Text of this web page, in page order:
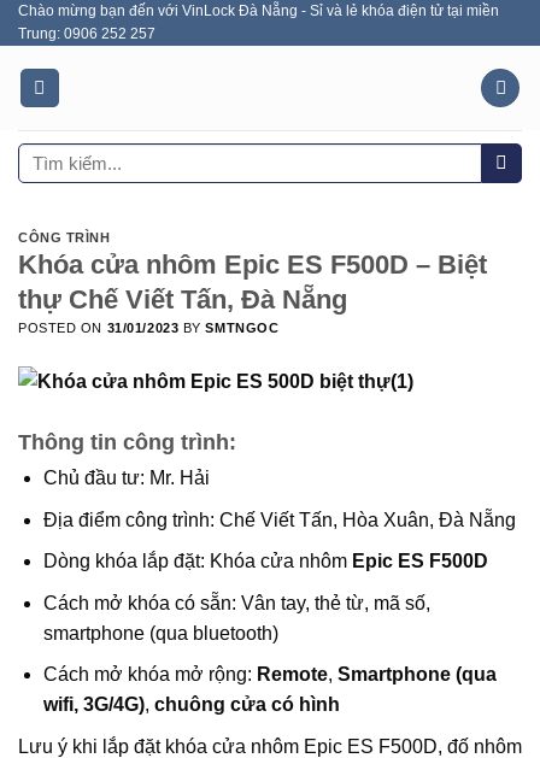
Skip
to
content
Chào mừng bạn đến với VinLock Đà Nẵng - Sỉ và lẻ khóa điện tử tại miền
Trung: 0906 252 257
Tìm
kiếm:
CÔNG TRÌNH
Khóa cửa nhôm Epic ES F500D – Biệt
thự Chế Viết Tấn, Đà Nẵng
POSTED ON 31/01/2023 BYSMTNGOC
Thông tin công trình:
Chủ đầu tư: Mr. Hải
Địa điểm công trình: Chế Viết Tấn, Hòa Xuân, Đà Nẵng
Dòng khóa lắp đặt: Khóa cửa nhôm Epic ES F500D
Cách mở khóa có sẵn: Vân tay, thẻ từ, mã số,
smartphone (qua bluetooth)
Cách mở khóa mở rộng: Remote, Smartphone (qua
wifi, 3G/4G), chuông cửa có hình
Lưu ý khi lắp đặt khóa cửa nhôm Epic ES F500D, đố nhôm